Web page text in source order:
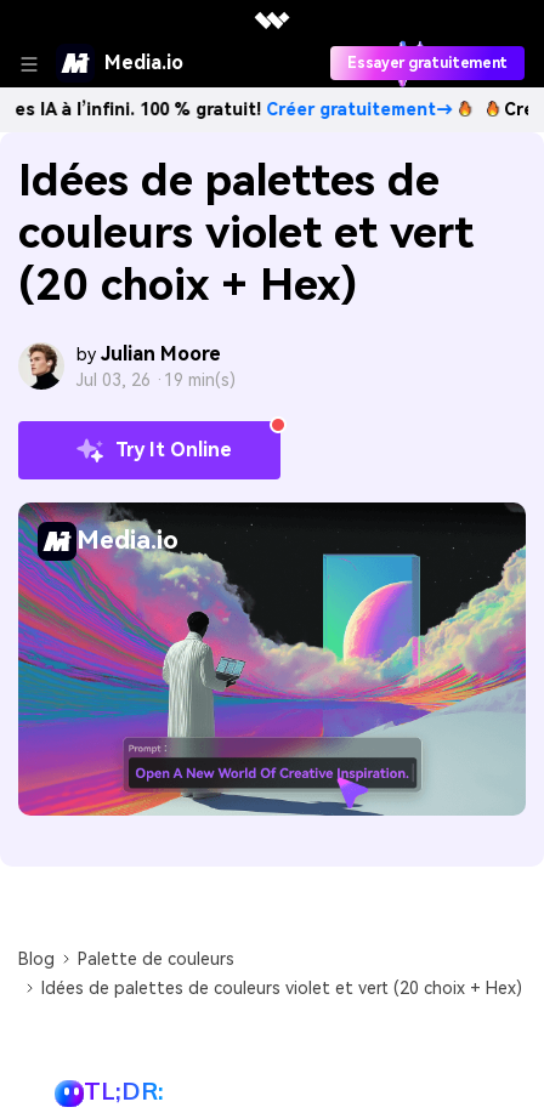
Media.io Essayer gratuitement
100 % gratuit!Créer gratuitement→ Créez des
Idées de palettes de
couleurs violet et vert
(20 choix + Hex)
by Julian Moore
Jul 03, 26 · 19 min(s)
Try It Online
Media.io
Blog
Palette de couleurs
Idées de palettes de couleurs violet et vert (20 choix + Hex)
TL;DR: